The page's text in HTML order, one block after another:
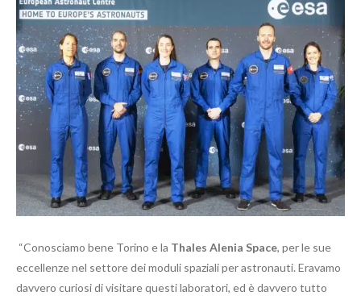
“Conosciamo bene Torino e la Thales Alenia Space, per le sue
eccellenze nel settore dei moduli spaziali per astronauti. Eravamo
davvero curiosi di visitare questi laboratori, ed è davvero tutto